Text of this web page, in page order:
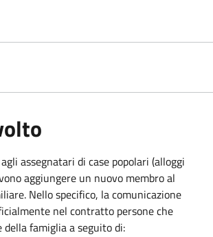
assegnatari di case popolari (alloggi
aggiungere un nuovo membro al
Nello specifico, la comunicazione
nel contratto persone che
famiglia a seguito di: